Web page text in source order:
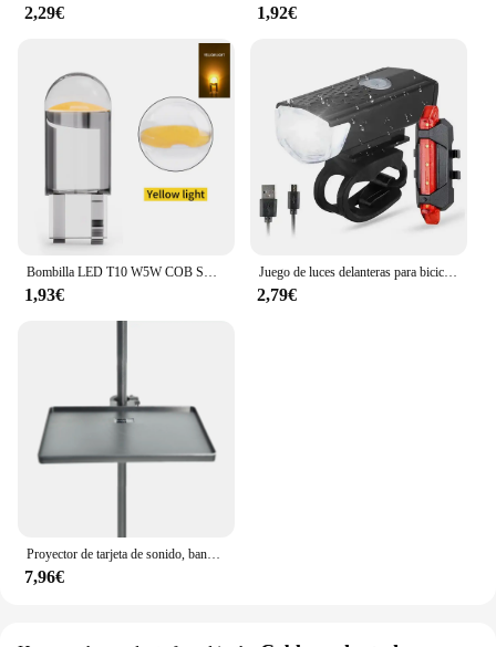
2,29€ 1,92€
Bombilla LED T10 W5W COB SMD para Interior de camión, luz de lectura, lámpara de matrícula, diodo blanco 6000K 24V, 10 piezas, 24V
1,93€
Juego de luces delanteras para bicicleta, luz trasera recargable por USB, fácil de instalar, 3 modos, accesorios para bicicleta, 2218
2,79€
Proyector de tarjeta de sonido, bandeja estable, plataforma de plástico negro para lámpara de anillo de media luna, luz fotográfica en trípode, soporte para micrófono
7,96€